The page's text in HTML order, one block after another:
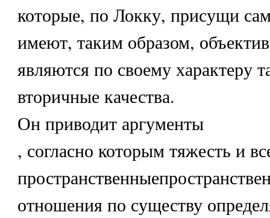
которые, по Локку, присущи
имеют, таким образом,
являются по своему характеру
вторичные качества.
Он приводит аргументы
, согласно которым тяжесть и
отношения по существу